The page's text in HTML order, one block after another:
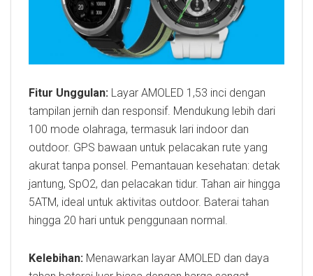
Fitur Unggulan: Layar AMOLED 1,53 inci dengan
tampilan jernih dan responsif. Mendukung lebih dari
100 mode olahraga, termasuk lari indoor dan
outdoor. GPS bawaan untuk pelacakan rute yang
akurat tanpa ponsel. Pemantauan kesehatan: detak
jantung, SpO2, dan pelacakan tidur. Tahan air hingga
5ATM, ideal untuk aktivitas outdoor. Baterai tahan
hingga 20 hari untuk penggunaan normal.
Kelebihan: Menawarkan layar AMOLED dan daya